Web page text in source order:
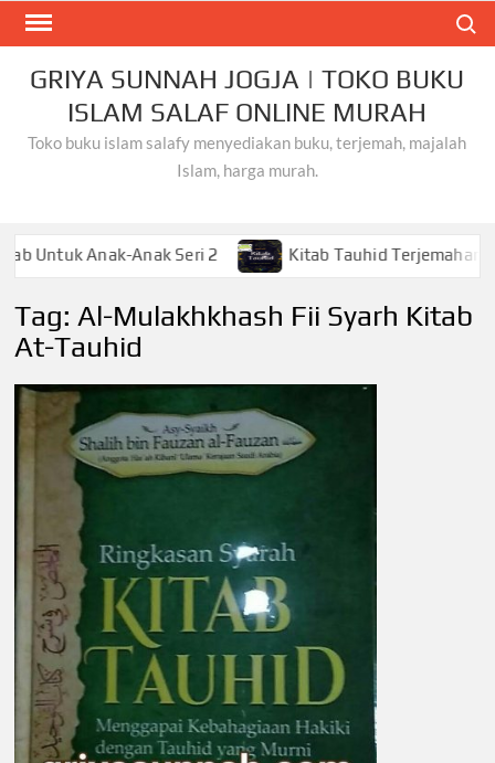
Skip
contentGRIYA SUNNAH JOGJA | TOKO BUKU
ISLAM SALAF ONLINE MURAH
Toko buku islam salafy menyediakan buku, terjemah, majalah
Islam, harga murah.
Anak-Anak Seri 2 Kitab Tauhid Terjemahan Gema Ilmu
Tag:Al-Mulakhkhash Fii Syarh Kitab
At-Tauhid